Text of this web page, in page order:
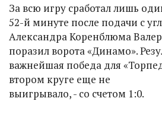
За всю игру сработал лишь
52-й минуте после подачи с
Александра Коренблюма
поразил ворота «Динамо».
важнейшая победа для
втором круге еще не
выигрывало, - со счетом 1:0.